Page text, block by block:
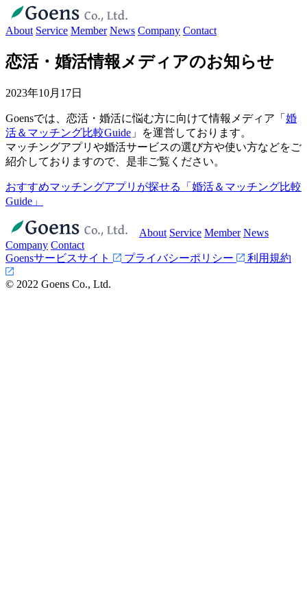
About Service Member News Company Contact
恋活・婚活情報メディアのお知らせ
2023年10月17日
Goensでは、恋活・婚活に悩む方に向けて情報メディア「 婚
活＆マッチング比較Guide 」を運営しております。
マッチングアプリや婚活サービスの選び方や使い方などをご
紹介しておりますので、是非ご覧ください。
おすすめマッチングアプリが探せる「婚活＆マッチング比較
Guide」
About Service Member News
Company Contact
Goensサービスサイト
プライバシーポリシー 利用規約
© 2022 Goens Co., Ltd.